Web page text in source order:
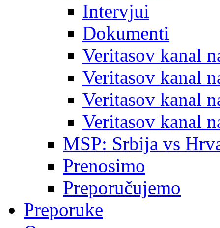
Intervjui
Dokumenti
Veritasov kanal
Veritasov kanal
Veritasov kanal
Veritasov kanal
MSP: Srbija vs
Prenosimo
Preporučujemo
Preporuke